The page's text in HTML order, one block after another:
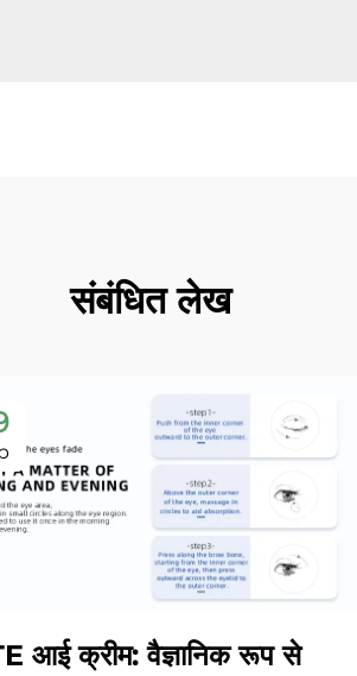
संबंधित लेख
आई क्रीम: वैज्ञानिक रूप से